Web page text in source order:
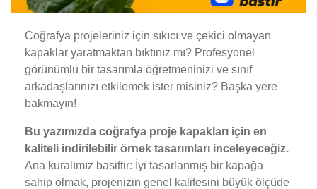
Coğrafya projeleriniz için sıkıcı ve çekici olmayan
kapaklar yaratmaktan bıktınız mı? Profesyonel
görünümlü bir tasarımla öğretmeninizi ve sınıf
arkadaşlarınızı etkilemek ister misiniz? Başka yere
bakmayın!
Bu yazımızda coğrafya proje kapakları için en
kaliteli indirilebilir örnek tasarımları inceleyeceğiz.
Ana kuralımız basittir: İyi tasarlanmış bir kapağa
sahip olmak, projenizin genel kalitesini büyük ölçüde